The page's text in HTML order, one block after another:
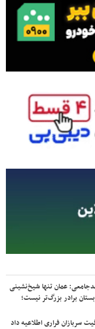
عمان تنها شیخ‌نشینی
برادر بزرگ‌تر نیست؛
سربازان فراری اطلاعیه داد